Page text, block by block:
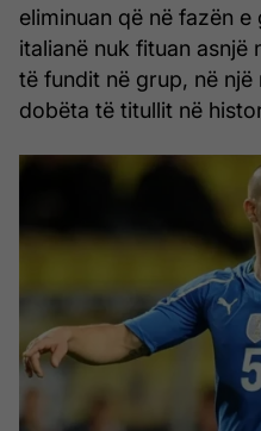
eliminuan që në fazën
italianë nuk fituan asnjë
të fundit në grup, në
dobëta të titullit në